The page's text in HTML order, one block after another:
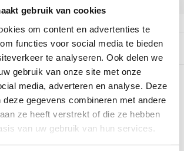
gebruik van cookies
om content en advertenties te
functies voor social media te bieden
te analyseren. Ook delen we
gebruik van onze site met onze
media, adverteren en analyse. Deze
deze gegevens combineren met andere
ze heeft verstrekt of die ze hebben
van uw gebruik van hun services.
Pro 6G SSD + Envoy kit
(2012)
is End-of-Life en is niet